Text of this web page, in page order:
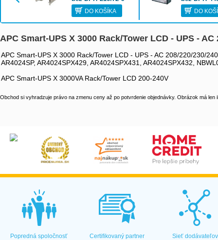
SMX3000HV, AP9625
DO KOŠÍKA
APCRBC117
DO
APC Smart-UPS X 3000 Rack/Tower LCD - UPS -
APC Smart-UPS X 3000 Rack/Tower LCD - UPS - AC 208/220/230/
AR4024SP, AR4024SPX429, AR4024SPX431, AR4024SPX432,
APC Smart-UPS X 3000VA Rack/Tower LCD 200-240V
Obchod si vyhradzuje právo na zmenu ceny až po potvrdenie objednávky. Obrázok má len
Popredná spoločnosť Certifikovaný partner Sieť dodávateľov